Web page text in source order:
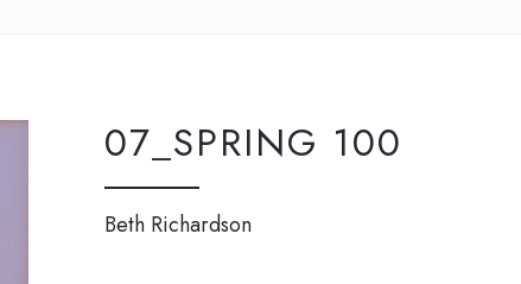
07_SPRING 100
Beth Richardson